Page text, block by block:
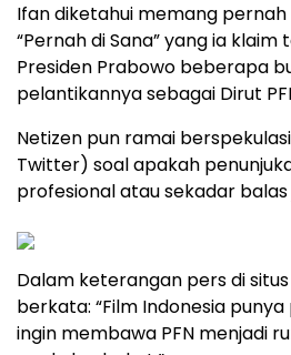
Ifan diketahui memang
“Pernah di Sana” yang ia
Presiden Prabowo beberapa
pelantikannya sebagai Dirut
Netizen pun ramai
Twitter) soal apakah
profesional atau sekadar balas
Dalam keterangan pers di situs
berkata: “Film Indonesia
ingin membawa PFN menjadi